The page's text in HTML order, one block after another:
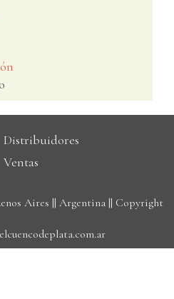
Distribuidores
Ventas
Aires || Argentina || Copyright